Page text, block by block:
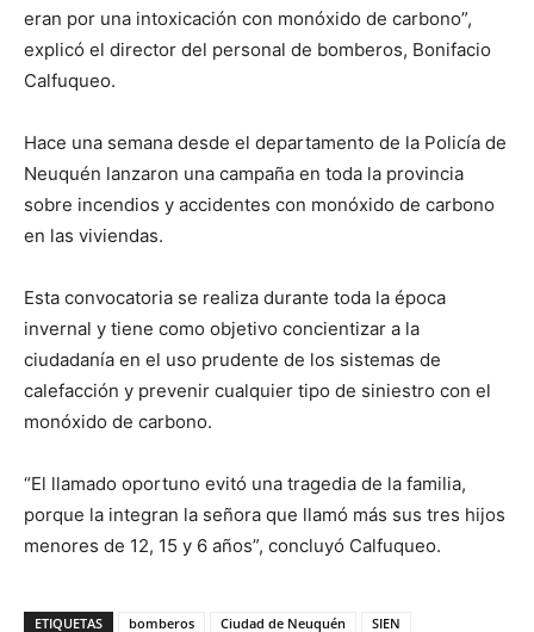
eran por una intoxicación con monóxido de carbono”,
explicó el director del personal de bomberos, Bonifacio
Calfuqueo.
Hace una semana desde el departamento de la Policía de
Neuquén lanzaron una campaña en toda la provincia
sobre incendios y accidentes con monóxido de carbono
en las viviendas.
Esta convocatoria se realiza durante toda la época
invernal y tiene como objetivo concientizar a la
ciudadanía en el uso prudente de los sistemas de
calefacción y prevenir cualquier tipo de siniestro con el
monóxido de carbono.
“El llamado oportuno evitó una tragedia de la familia,
porque la integran la señora que llamó más sus tres hijos
menores de 12, 15 y 6 años”, concluyó Calfuqueo.
ETIQUETAS bomberos Ciudad de Neuquén SIEN